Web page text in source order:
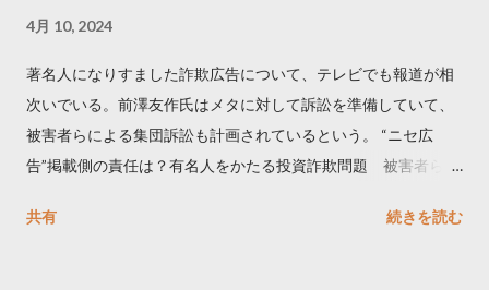
4月 10, 2024
著名人になりすました詐欺広告について、テレビでも報道が相
次いでいる。前澤友作氏はメタに対して訴訟を準備していて、
被害者らによる集団訴訟も計画されているという。 “ニセ広
告”掲載側の責任は？有名人をかたる投資詐欺問題 被害者らが
https://newsdig.tbs.co.jp/articles/-/1091835 なぜなくならな
共有 続きを読む